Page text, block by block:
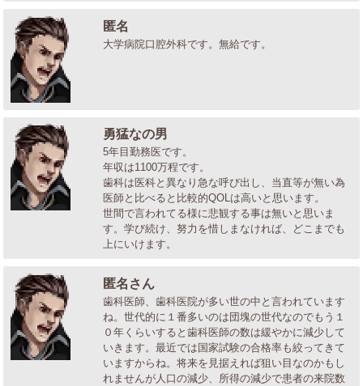
匿名
大学病院口腔外科です。無給です。
勇猛なの男
5年目勤務医です。
年収は1100万程です。
歯科は医科と異なり急な呼び出し、当直等が無い為
医師と比べると比較的QOLは高いと思います。
世間で言われてる様に悲観する事は無いと思いま
す。学び続け、努力を惜しまなければ、どこまでも
上にいけます。
匿名さん
歯科医師、歯科医院が多い世の中と言われています
ね。世代的に１番多いのは団塊の世代なのでもう１
０年くらいすると歯科医師の数は緩やかに減少して
いきます。最近では国家試験の合格率も絞ってきて
いますからね。将来を見据えれば狙い目なのかもし
れませんが人口の減少、所得の減少で患者の来院数